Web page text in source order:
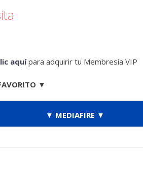
aquípara adquirir tu Membresía VIP
▼
▼ MEDIAFIRE ▼